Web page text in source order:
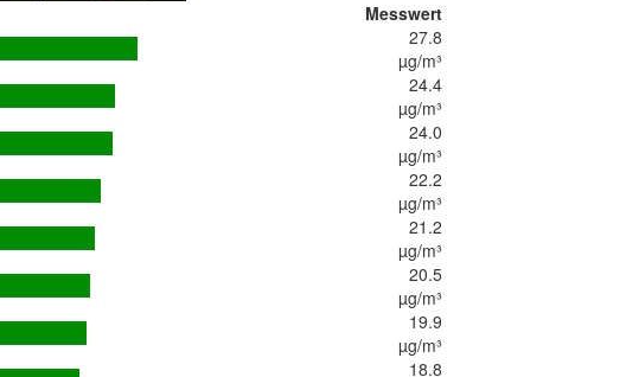
Messwert
27.8
µg/m³
24.4
µg/m³
24.0
µg/m³
22.2
µg/m³
21.2
µg/m³
20.5
µg/m³
19.9
µg/m³
18.8